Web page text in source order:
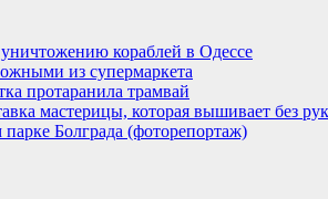
кораблей в Одессе
из супермаркета
протаранила трамвай
мастерицы, которая вышивает без
Болграда (фоторепортаж)